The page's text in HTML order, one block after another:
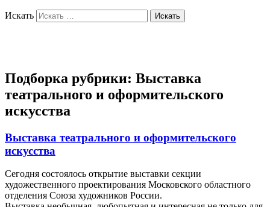
Искать
Подборка рубрики: Выставка
театрального и оформительского
искусства
Выставка театрального и оформительского
искусства
Сегодня состоялось открытие выставки секции
художественного проектирования Московского областного
отделения Союза художников России.